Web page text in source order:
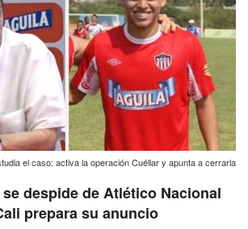
el caso: activa la operación Cuéllar y apunta a cerrarla
despide de Atlético Nacional
prepara su anuncio